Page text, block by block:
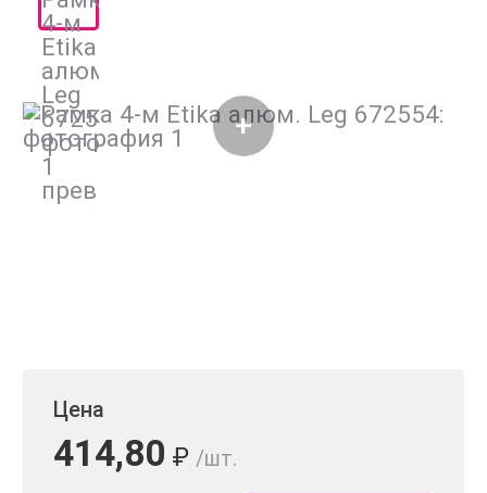
Цена
414,80 ₽ /шт.